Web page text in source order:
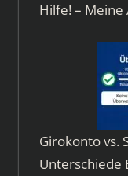
Hilfe! –
Girokonto vs.
Unterschiede